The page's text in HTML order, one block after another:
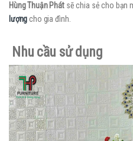
Hùng Thuận Phátsẽ chia sẻ cho bạn
lượngcho gia đình.
Nhu cầu sử dụng